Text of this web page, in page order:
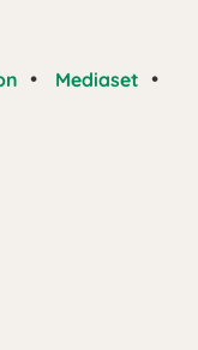
• Mediaset •